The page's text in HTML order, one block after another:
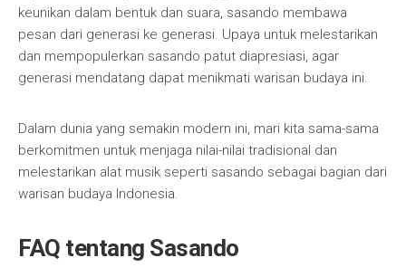
keunikan dalam bentuk dan suara, sasando membawa
pesan dari generasi ke generasi. Upaya untuk melestarikan
dan mempopulerkan sasando patut diapresiasi, agar
generasi mendatang dapat menikmati warisan budaya ini.
Dalam dunia yang semakin modern ini, mari kita sama-sama
berkomitmen untuk menjaga nilai-nilai tradisional dan
melestarikan alat musik seperti sasando sebagai bagian dari
warisan budaya Indonesia.
FAQ tentang Sasando